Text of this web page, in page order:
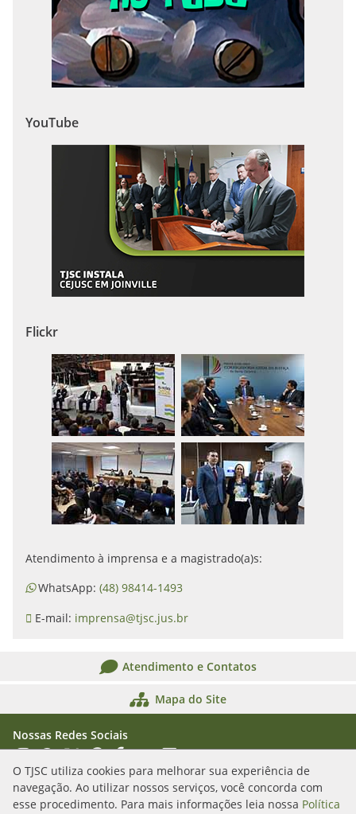
O TJSC utiliza cookies para melhorar sua experiência de
navegação. Ao utilizar nossos serviços, você concorda com
esse procedimento. Para mais informações leia nossa Política
YouTube
Flickr
Atendimento à imprensa e a magistrado(a)s:
WhatsApp: (48) 98414-1493
E-mail: imprensa@tjsc.jus.br
Atendimento e Contatos
Mapa do Site
Nossas Redes Sociais
Acessar Instagram
Acessar WhatsApp
Acessar XAcessar Threads
Acessar Facebook
Acessar YouTube
Acessar Flickr
Acessar SoundCloud
Rua Álvaro Millen da Silveira, n. 208